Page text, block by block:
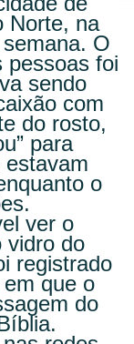
Norte, na
O
pessoas foi
sendo
com
do rosto,
para
o
ver o
vidro do
registrado
que o
do